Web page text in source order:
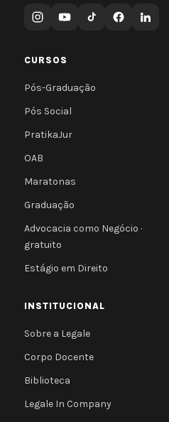
CURSOS
Pós-Graduação
Pós Social
PratikaJur
OAB
Maratonas
Graduação
Advocacia como Negócio ·
gratuito
Estágio em Direito
INSTITUCIONAL
Sobre a Legale
Corpo Docente
Biblioteca
Legale In Company